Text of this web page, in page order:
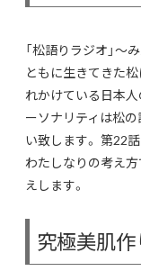
「松語りラジオ」～
ともに生きてきた
れかけている日本人
ーソナリティは松
い致します。 第22話
わたしなりの考え
えします。
究極美肌作